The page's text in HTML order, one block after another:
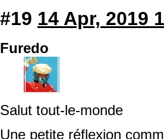
#19 14 Apr, 2019
Furedo
Salut tout-le-monde
Une petite réflexion